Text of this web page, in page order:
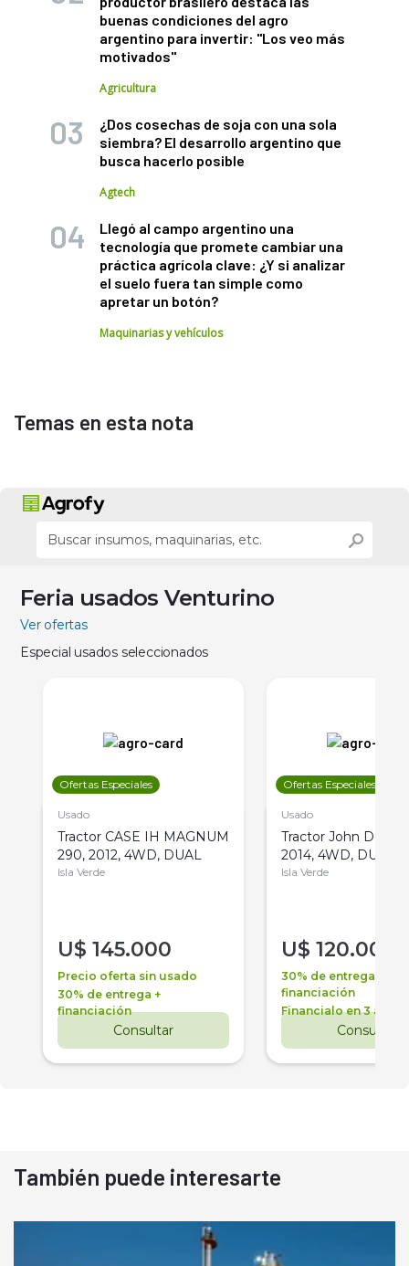
buenas condiciones del agro
argentino para invertir: "Los veo más
motivados"
Agricultura
¿Dos cosechas de soja con una sola
siembra? El desarrollo argentino que
busca hacerlo posible
Agtech
Llegó al campo argentino una
tecnología que promete cambiar una
práctica agrícola clave: ¿Y si analizar
el suelo fuera tan simple como
apretar un botón?
Maquinarias y vehículos
Temas en esta nota
Feria usados Venturino
Ver ofertas
Especial usados seleccionados
Ofertas Especiales
Usado
Tractor CASE IH MAGNUM
290, 2012, 4WD, DUAL
Isla Verde
U$ 145.000
Precio oferta sin usado
30% de entrega +
financiación
Consultar
Ofertas Especiales
Usado
Tractor John Deere
2014, 4WD, DUAL
Isla Verde
U$ 120.000
30% de entrega +
financiación
Financialo en 3 años
Consultar
También puede interesarte